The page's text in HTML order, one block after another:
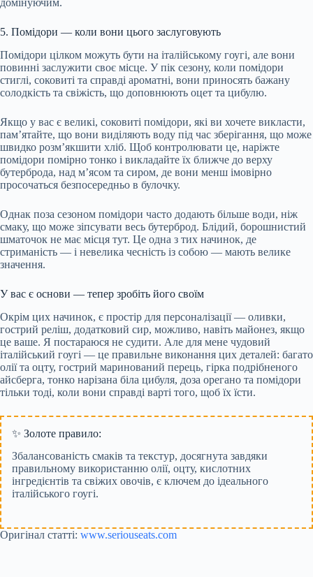
домінуючим.
5. Помідори — коли вони цього заслуговують
Помідори цілком можуть бути на італійському гоугі, але вони
повинні заслужити своє місце. У пік сезону, коли помідори
стиглі, соковиті та справді ароматні, вони приносять бажану
солодкість та свіжість, що доповнюють оцет та цибулю.
Якщо у вас є великі, соковиті помідори, які ви хочете викласти,
пам’ятайте, що вони виділяють воду під час зберігання, що може
швидко розм’якшити хліб. Щоб контролювати це, наріжте
помідори помірно тонко і викладайте їх ближче до верху
бутерброда, над м’ясом та сиром, де вони менш імовірно
просочаться безпосередньо в булочку.
Однак поза сезоном помідори часто додають більше води, ніж
смаку, що може зіпсувати весь бутерброд. Блідий, борошнистий
шматочок не має місця тут. Це одна з тих начинок, де
стриманість — і невелика чесність із собою — мають велике
значення.
У вас є основи — тепер зробіть його своїм
Окрім цих начинок, є простір для персоналізації — оливки,
гострий реліш, додатковий сир, можливо, навіть майонез, якщо
це ваше. Я постараюся не судити. Але для мене чудовий
італійський гоугі — це правильне виконання цих деталей: багато
олії та оцту, гострий маринований перець, гірка подрібненого
айсберга, тонко нарізана біла цибуля, доза орегано та помідори
тільки тоді, коли вони справді варті того, щоб їх їсти.
✨ Золоте правило:
Збалансованість смаків та текстур, досягнута завдяки
правильному використанню олії, оцту, кислотних
інгредієнтів та свіжих овочів, є ключем до ідеального
італійського гоугі.
Оригінал статті: www.seriouseats.com